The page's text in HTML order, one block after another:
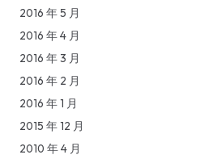
2016 年 5 月
2016 年 4 月
2016 年 3 月
2016 年 2 月
2016 年 1 月
2015 年 12 月
2010 年 4 月